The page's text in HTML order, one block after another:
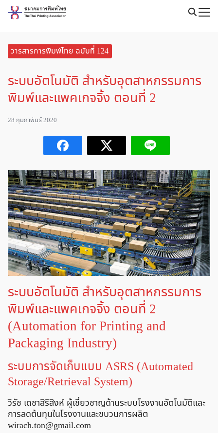
Skip
วารสารการพิมพ์ไทย ฉบับที่ 124
ระบบอัตโนมัติ สำหรับอุตสาหกรรมการ
พิมพ์และแพคเกจจิ้ง ตอนที่ 2
28 กุมภาพันธ์ 2020
ระบบอัตโนมัติ สำหรับอุตสาหกรรมการ
พิมพ์และแพคเกจจิ้ง ตอนที่ 2
(Automation for Printing and
Packaging Industry)
ระบบการจัดเก็บแบบ ASRS (Automated
Storage/Retrieval System)
วิรัช เดชาสิริสิงห์ ผู้เชี่ยวชาญด้านระบบโรงงานอัตโนมัติและ
การลดต้นทุนในโรงงานและขบวนการผลิต
wirach.ton@gmail.com